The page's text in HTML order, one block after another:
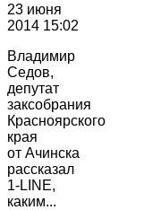
23 июня
2014 15:02
Владимир
Седов,
депутат
заксобрания
Красноярского
края
от Ачинска
рассказал
1-LINE,
каким...